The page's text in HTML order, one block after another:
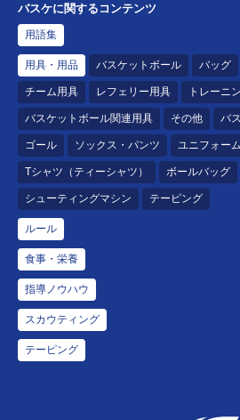
バスケに関するコンテンツ
用語集
用具・用品 バスケットボール バッグ
チーム用具 レフェリー用具 トレーニ
バスケットボール関連用具 その他 バ
ゴール ソックス・パンツ ユニフォーム
Tシャツ（ティーシャツ） ボールバッグ
シューティングマシン テーピング
ルール
食事・栄養
指導ノウハウ
スカウティング
テーピング